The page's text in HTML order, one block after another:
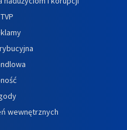
wewnętrznych